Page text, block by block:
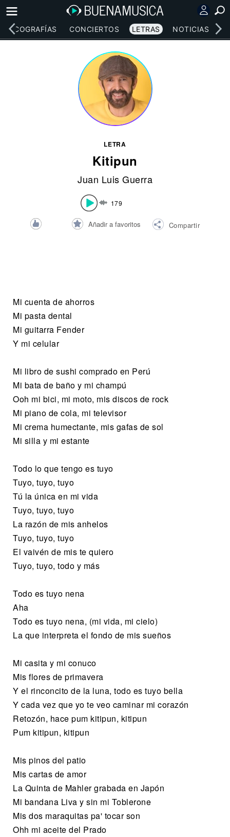
DISCOGRAFÍAS CONCIERTOS LETRAS NOTICIAS
LETRA
Kitipun
Juan Luis Guerra
179
Añadir a favoritos Compartir
Mi cuenta de ahorros
Mi pasta dental
Mi guitarra Fender
Y mi celular
Mi libro de sushi comprado en Perú
Mi bata de baño y mi champú
Ooh mi bici, mi moto, mis discos de rock
Mi piano de cola, mi televisor
Mi crema humectante, mis gafas de sol
Mi silla y mi estante
Todo lo que tengo es tuyo
Tuyo, tuyo, tuyo
Tú la única en mi vida
Tuyo, tuyo, tuyo
La razón de mis anhelos
Tuyo, tuyo, tuyo
El vaivén de mis te quiero
Tuyo, tuyo, todo y más
Todo es tuyo nena
Aha
Todo es tuyo nena, (mi vida, mi cielo)
La que interpreta el fondo de mis sueños
Mi casita y mi conuco
Mis flores de primavera
Y el rinconcito de la luna, todo es tuyo bella
Y cada vez que yo te veo caminar mi corazón
Retozón, hace pum kitipun, kitipun
Pum kitipun, kitipun
Mis pinos del patio
Mis cartas de amor
La Quinta de Mahler grabada en Japón
Mi bandana Liva y sin mi Toblerone
Mis dos maraquitas pa' tocar son
Ohh mi aceite del Prado